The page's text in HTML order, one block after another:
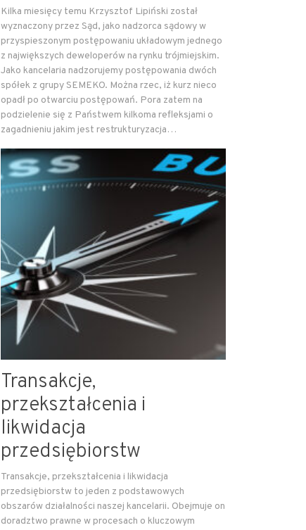
Kilka miesięcy temu Krzysztof Lipiński został
wyznaczony przez Sąd, jako nadzorca sądowy w
przyspieszonym postępowaniu układowym jednego
z największych deweloperów na rynku trójmiejskim.
Jako kancelaria nadzorujemy postępowania dwóch
spółek z grupy SEMEKO. Można rzec, iż kurz nieco
opadł po otwarciu postępowań. Pora zatem na
podzielenie się z Państwem kilkoma refleksjami o
zagadnieniu jakim jest restrukturyzacja…
Transakcje,
przekształcenia i
likwidacja
przedsiębiorstw
Transakcje, przekształcenia i likwidacja
przedsiębiorstw to jeden z podstawowych
obszarów działalności naszej kancelarii. Obejmuje on
doradztwo prawne w procesach o kluczowym